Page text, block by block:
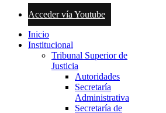
Acceder vía Youtube
Inicio
Institucional
Tribunal Superior de
Justicia
Autoridades
Secretaría
Administrativa
Secretaría de